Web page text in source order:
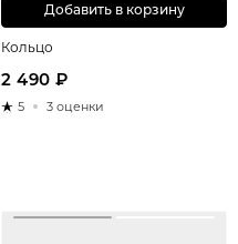
Добавить в корзину
Кольцо
2 490 ₽
5 3 оценки